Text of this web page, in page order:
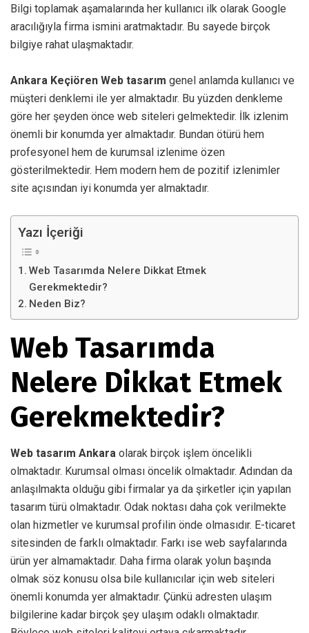
Bilgi toplamak aşamalarında her kullanıcı ilk olarak Google
aracılığıyla firma ismini aratmaktadır. Bu sayede birçok
bilgiye rahat ulaşmaktadır.
Ankara Keçiören Web tasarım genel anlamda kullanıcı ve
müşteri denklemi ile yer almaktadır. Bu yüzden denkleme
göre her şeyden önce web siteleri gelmektedir. İlk izlenim
önemli bir konumda yer almaktadır. Bundan ötürü hem
profesyonel hem de kurumsal izlenime özen
gösterilmektedir. Hem modern hem de pozitif izlenimler
site açısından iyi konumda yer almaktadır.
Yazı İçeriği
Web Tasarımda Nelere Dikkat Etmek
Gerekmektedir?
Neden Biz?
Web Tasarımda
Nelere Dikkat Etmek
Gerekmektedir?
Web tasarım Ankara olarak birçok işlem öncelikli
olmaktadır. Kurumsal olması öncelik olmaktadır. Adından da
anlaşılmakta olduğu gibi firmalar ya da şirketler için yapılan
tasarım türü olmaktadır. Odak noktası daha çok verilmekte
olan hizmetler ve kurumsal profilin önde olmasıdır. E-ticaret
sitesinden de farklı olmaktadır. Farkı ise web sayfalarında
ürün yer almamaktadır. Daha firma olarak yolun başında
olmak söz konusu olsa bile kullanıcılar için web siteleri
önemli konumda yer almaktadır. Çünkü adresten ulaşım
bilgilerine kadar birçok şey ulaşım odaklı olmaktadır.